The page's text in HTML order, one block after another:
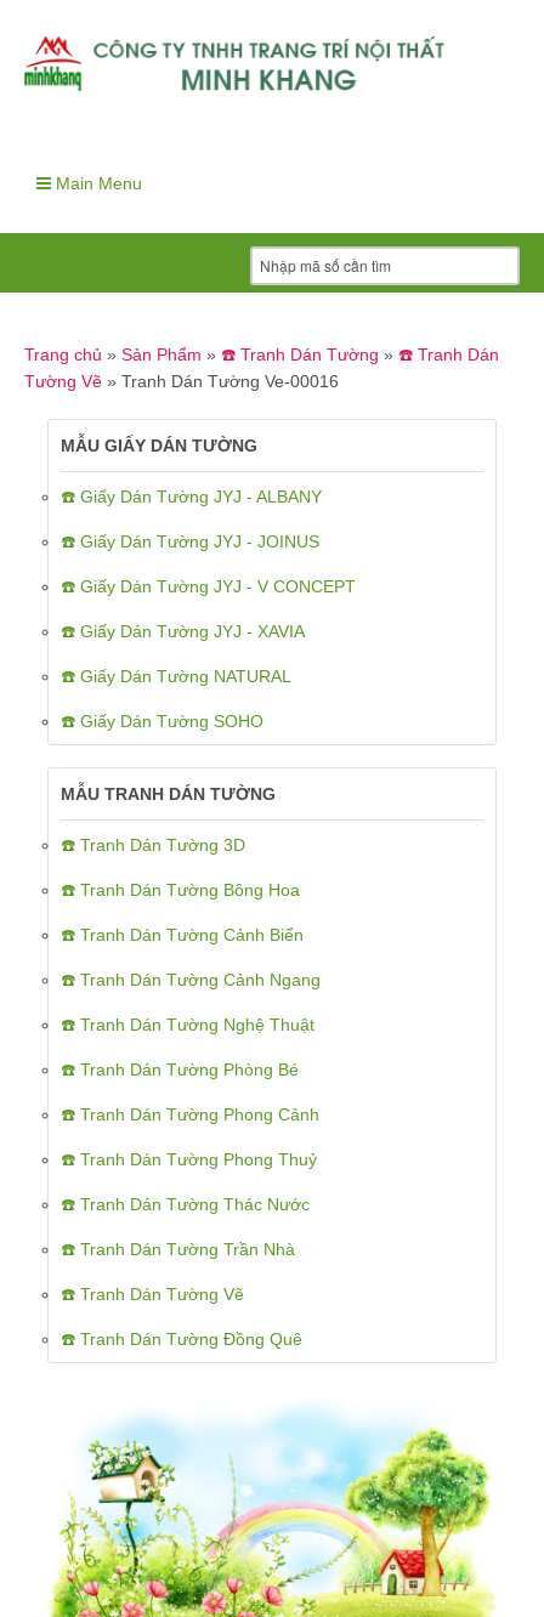
Main Menu
Trang chủ » Sản Phẩm » ☎️ Tranh Dán Tường » ☎️ Tranh Dán
Tường Vẽ » Tranh Dán Tường Ve-00016
MẪU GIẤY DÁN TƯỜNG
☎️ Giấy Dán Tường JYJ - ALBANY
☎️ Giấy Dán Tường JYJ - JOINUS
☎️ Giấy Dán Tường JYJ - V CONCEPT
☎️ Giấy Dán Tường JYJ - XAVIA
☎️ Giấy Dán Tường NATURAL
☎️ Giấy Dán Tường SOHO
MẪU TRANH DÁN TƯỜNG
☎️ Tranh Dán Tường 3D
☎️ Tranh Dán Tường Bông Hoa
☎️ Tranh Dán Tường Cảnh Biển
☎️ Tranh Dán Tường Cảnh Ngang
☎️ Tranh Dán Tường Nghệ Thuật
☎️ Tranh Dán Tường Phòng Bé
☎️ Tranh Dán Tường Phong Cảnh
☎️ Tranh Dán Tường Phong Thuỷ
☎️ Tranh Dán Tường Thác Nước
☎️ Tranh Dán Tường Trần Nhà
☎️ Tranh Dán Tường Vẽ
☎️ Tranh Dán Tường Đồng Quê